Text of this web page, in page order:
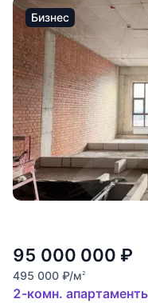
Бизнес
95 000 000 ₽
495 000 ₽/м2
2-комн.